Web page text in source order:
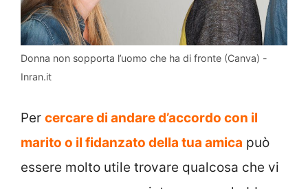
Donna non sopporta l’uomo che ha di fronte (Canva) -
Inran.it
Per cercare di andare d’accordo con il
marito o il fidanzato della tua amica può
essere molto utile trovare qualcosa che vi